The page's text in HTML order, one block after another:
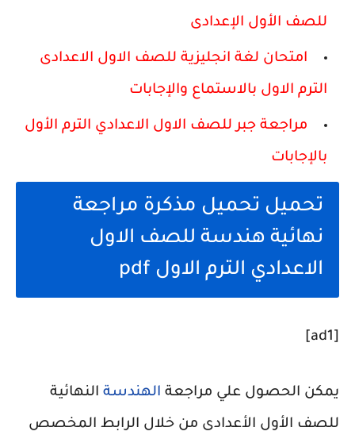
للصف الأول الإعدادى
امتحان لغة انجليزية للصف الاول الاعدادى
الترم الاول بالاستماع والإجابات
مراجعة جبر للصف الاول الاعدادي الترم الأول
بالإجابات
تحميل تحميل مذكرة مراجعة
نهائية هندسة للصف الاول
الاعدادي الترم الاول pdf
[ad1]
يمكن الحصول علي مراجعة الهندسة النهائية
للصف الأول الأعدادى من خلال الرابط المخصص